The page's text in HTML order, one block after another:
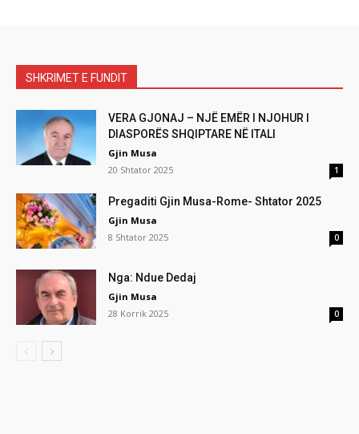
SHKRIMET E FUNDIT
VERA GJONAJ – NJË EMËR I NJOHUR I
DIASPORËS SHQIPTARE NË ITALI
Gjin Musa
20 Shtator 2025
1
Pregaditi Gjin Musa-Rome- Shtator 2025
Gjin Musa
8 Shtator 2025
0
Nga: Ndue Dedaj
Gjin Musa
28 Korrik 2025
0